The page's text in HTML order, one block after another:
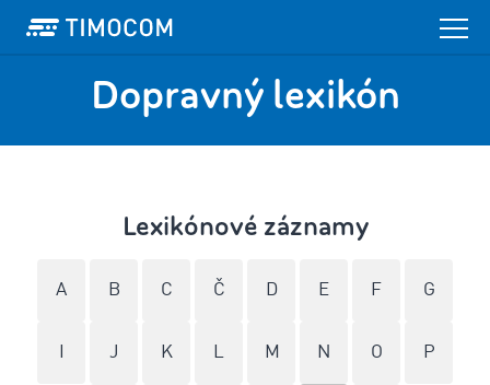
Dopravný lexikón
Lexikónové záznamy
A B C Č D E F G
J K L M N O P